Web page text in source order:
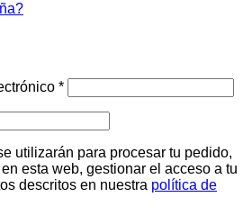
*Obligatorio
utilizarán para procesar tu pedido,
esta web, gestionar el acceso a tu
descritos en nuestra política de